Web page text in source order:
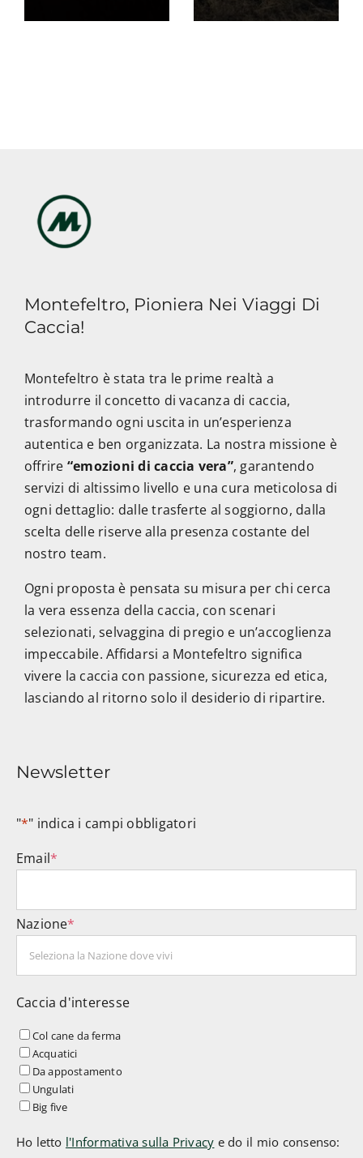
Montefeltro, Pioniera Nei Viaggi Di
Caccia!
Montefeltro è stata tra le prime realtà a
introdurre il concetto di vacanza di caccia,
trasformando ogni uscita in un’esperienza
autentica e ben organizzata. La nostra missione è
offrire “emozioni di caccia vera”, garantendo
servizi di altissimo livello e una cura meticolosa di
ogni dettaglio: dalle trasferte al soggiorno, dalla
scelta delle riserve alla presenza costante del
nostro team.
Ogni proposta è pensata su misura per chi cerca
la vera essenza della caccia, con scenari
selezionati, selvaggina di pregio e un’accoglienza
impeccabile. Affidarsi a Montefeltro significa
vivere la caccia con passione, sicurezza ed etica,
lasciando al ritorno solo il desiderio di ripartire.
Newsletter
"*" indica i campi obbligatori
Email*
Nazione*
Caccia d'interesse
Col cane da ferma
Acquatici
Da appostamento
Ungulati
Big five
Ho letto l'Informativa sulla Privacy e do il mio consenso: